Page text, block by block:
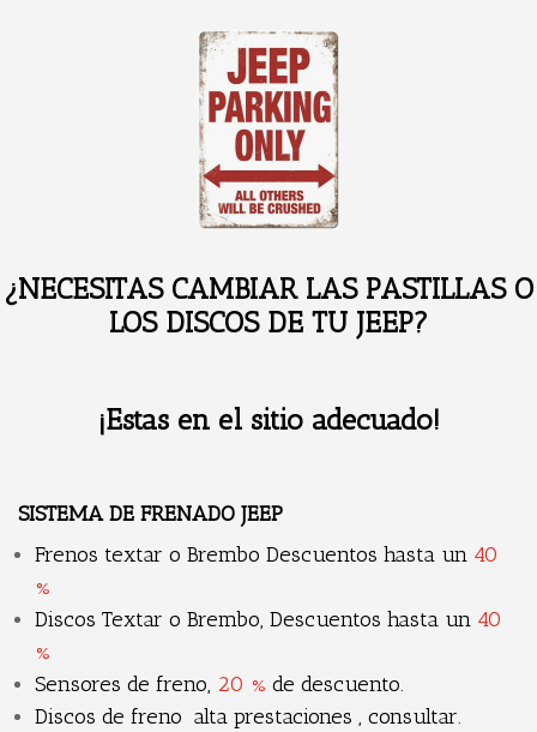
¿NECESITAS CAMBIAR LAS PASTILLAS O
LOS DISCOS DE TU JEEP?
¡Estas en el sitio adecuado!
SISTEMA DE FRENADO JEEP
Frenos textar o Brembo Descuentos hasta un 40
%
Discos Textar o Brembo, Descuentos hasta un 40
%
Sensores de freno, 20 % de descuento.
Discos de freno alta prestaciones , consultar.